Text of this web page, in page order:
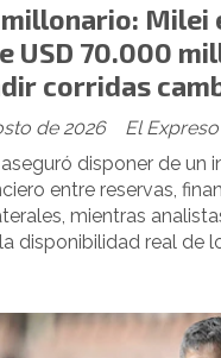
Milei
USD 70.000
corridas
El
de 2026
disponer de un
entre reservas,
mientras
disponibilidad real de